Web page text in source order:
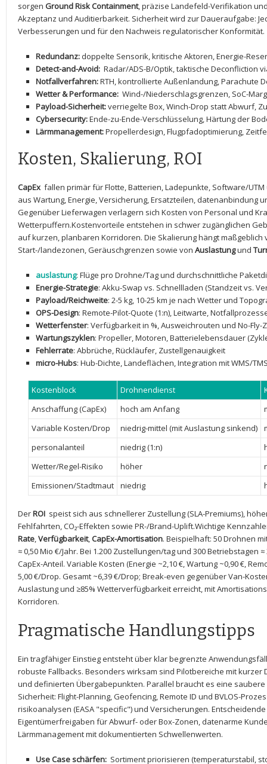
sorgen Ground Risk ‍Containment, präzise Landefeld-Verifikation‍
Akzeptanz und Auditierbarkeit. Sicherheit wird zur Daueraufgabe:
Verbesserungen und für den Nachweis regulatorischer Konformität.
Redundanz: doppelte Sensorik,‍ kritische Aktoren, ‍Energie-
Detect-and-Avoid: Radar/ADS-B/Optik, taktische Deconfliction
Notfallverfahren:RTH, ​kontrollierte ​Außenlandung, Parachute
Wetter & Performance: Wind-/Niederschlagsgrenzen, SoC-
Payload-Sicherheit:verriegelte Box, Winch-Drop statt Abwurf,
Cybersecurity:Ende-zu-Ende-Verschlüsselung, Härtung‌ der
Lärmmanagement:Propellerdesign, Flugpfadoptimierung,
Kosten, Skalierung, ROI
CapEx fallen primär für Flotte, Batterien, Ladepunkte, Software/
aus ‌Wartung, Energie, Versicherung, Ersatzteilen, ‌datenanbindung
Gegenüber Lieferwagen verlagern sich Kosten von Personal und
Wetterpuffern.Kostenvorteile entstehen‍ in ⁢schwer zugänglichen
auf⁣ kurzen, planbaren Korridoren.⁤ Die​ Skalierung ​hängt maßgeblich​
Start-/landezonen, Geräuschgrenzen sowie von Auslastungund​
auslastung: Flüge pro Drohne/Tag und durchschnittliche
Energie-Strategie: Akku-Swap vs. ‌Schnellladen (Standzeit‌ vs.
Payload/Reichweite: 2-5⁢ kg, 10-25 ‍km‌ je nach Wetter‍ und
OPS-Design: Remote-Pilot-Quote (1:n), ⁢Leitwarte,
Wetterfenster:⁢ Verfügbarkeit in %, Ausweichrouten und No-Fly-
Wartungszyklen:⁢ Propeller, Motoren, Batterielebensdauer
Fehlerrate: Abbrüche, Rückläufer, ⁣Zustellgenauigkeit
micro-Hubs: Hub-Dichte, ⁤Landeflächen, ‍Integration mit‌ WMS/
Kostenblock Drohnendienst
Anschaffung (CapEx)
hoch ⁢am Anfang
Variable Kosten/Drop
niedrig-mittel ⁣(mit Auslastung sinkend)
personalanteil
niedrig (1:n)
Wetter/Regel-Risiko
höher
Emissionen/Stadtmaut
niedrig
DerROI speist sich ‍aus‍ schnellerer Zustellung⁤ (SLA-Premiums),
Fehlfahrten, ‌CO₂-Effekten ⁤sowie PR-/Brand-Uplift.Wichtige‌
Rate,Verfügbarkeit,CapEx-Amortisation. Beispielhaft: 50 Drohnen⁢
≈ ​0,50 Mio⁢ €/Jahr.​ Bei 1.200 Zustellungen/tag und 300​ Betriebstagen
CapEx-Anteil. ⁣Variable Kosten (Energie ~2,10 €, Wartung ~0,90‍ €,⁤
5,00 ⁤€/Drop. Gesamt ~6,39 ⁢€/Drop; Break-even gegenüber⁣ Van-
Auslastung und ≥85% Wetterverfügbarkeit ⁤erreicht, mit
Korridoren.
Pragmatische ⁤Handlungstipps
Ein⁣ tragfähiger Einstieg ‍entsteht ​über klar begrenzte⁣
robuste ‍Fallbacks. Besonders wirksam sind Pilotbereiche⁣ mit ​kurzer
und definierten Übergabepunkten. Parallel braucht es eine⁣ saubere
Sicherheit: Flight-Planning, Geofencing, Remote ID und BVLOS-
risikoanalysen (EASA ​"specific")⁤ und ⁢Versicherungen.
Eigentümerfreigaben für Abwurf- oder Box-Zonen, datenarme
Lärmmanagement mit ​dokumentierten Schwellenwerten.
Use Case schärfen: Sortiment ⁤priorisieren (temperaturstabil,